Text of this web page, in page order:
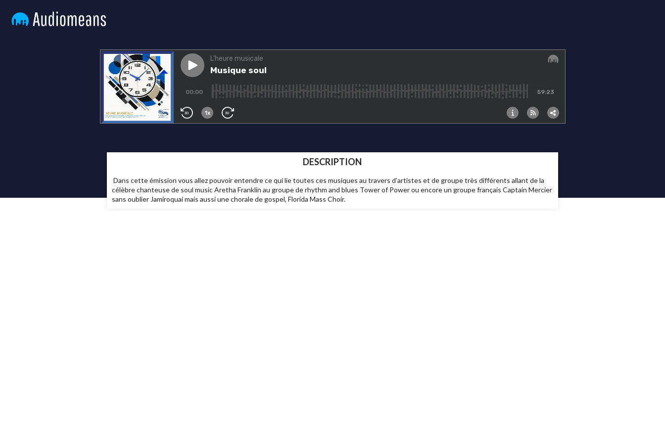
DESCRIPTION
Dans cette émission vous allez pouvoir entendre ce qui lie toutes ces musiques au travers d’artistes et de groupe très différents allant de la
célèbre chanteuse de soul music Aretha Franklin au groupe de rhythm and blues Tower of Power ou encore un groupe français Captain Mercier
sans oublier Jamiroquai mais aussi une chorale de gospel, Florida Mass Choir.